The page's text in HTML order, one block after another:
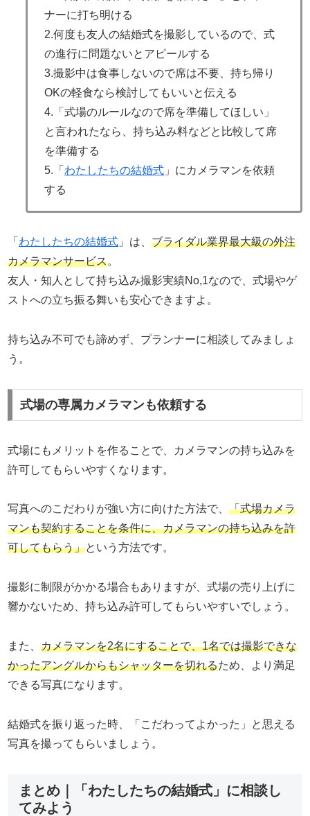
ナーに打ち明ける
2.何度も友人の結婚式を撮影しているので、式
の進行に問題ないとアピールする
3.撮影中は食事しないので席は不要、持ち帰り
OKの軽食なら検討してもいいと伝える
4.「式場のルールなので席を準備してほしい」
と言われたなら、持ち込み料などと比較して席
を準備する
5.「 わたしたちの結婚式 」にカメラマンを依頼
する
「 わたしたちの結婚式 」は、ブライダル業界最大級の外注
カメラマンサービス。
友人・知人として持ち込み撮影実績No,1なので、式場やゲ
ストへの立ち振る舞いも安心できますよ。
持ち込み不可でも諦めず、プランナーに相談してみましょ
う。
式場の専属カメラマンも依頼する
式場にもメリットを作ることで、カメラマンの持ち込みを
許可してもらいやすくなります。
写真へのこだわりが強い方に向けた方法で、「式場カメラ
マンも契約することを条件に、カメラマンの持ち込みを許
可してもらう」という方法です。
撮影に制限がかかる場合もありますが、式場の売り上げに
響かないため、持ち込み許可してもらいやすいでしょう。
また、カメラマンを2名にすることで、1名では撮影できな
かったアングルからもシャッターを切れるため、より満足
できる写真になります。
結婚式を振り返った時、「こだわってよかった」と思える
写真を撮ってもらいましょう。
まとめ｜「わたしたちの結婚式」に相談し
てみよう